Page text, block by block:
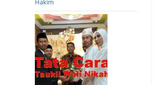
Hakim